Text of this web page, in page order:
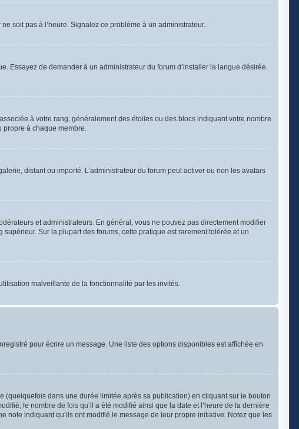
soit pas à l’heure. Signalez ce problème à un administrateur.
Essayez de demander à un administrateur du forum d’installer la langue désirée.
à votre rang, généralement des étoiles ou des blocs indiquant votre nombre
propre à chaque membre.
distant ou importé. L’administrateur du forum peut activer ou non les avatars
et administrateurs. En général, vous ne pouvez pas directement modifier
Sur la plupart des forums, cette pratique est rarement tolérée et un
malveillante de la fonctionnalité par les invités.
pour écrire un message. Une liste des options disponibles est affichée en
(quelquefois dans une durée limitée après sa publication) en cliquant sur le bouton
le nombre de fois qu’il a été modifié ainsi que la date et l’heure de la dernière
note indiquant qu’ils ont modifié le message de leur propre initiative. Notez que les